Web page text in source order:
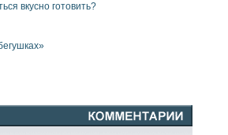
вкусно готовить?